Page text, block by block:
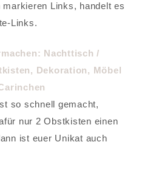
Links, handelt es
Links.
so schnell gemacht,
nur 2 Obstkisten einen
ist euer Unikat auch